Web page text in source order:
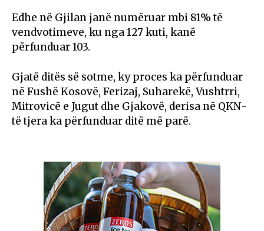
Edhe në Gjilan janë numëruar mbi 81% të
vendvotimeve, ku nga 127 kuti, kanë
përfunduar 103.
Gjatë ditës së sotme, ky proces ka përfunduar
në Fushë Kosovë, Ferizaj, Suharekë, Vushtrri,
Mitrovicë e Jugut dhe Gjakovë, derisa në QKN-
të tjera ka përfunduar ditë më parë.